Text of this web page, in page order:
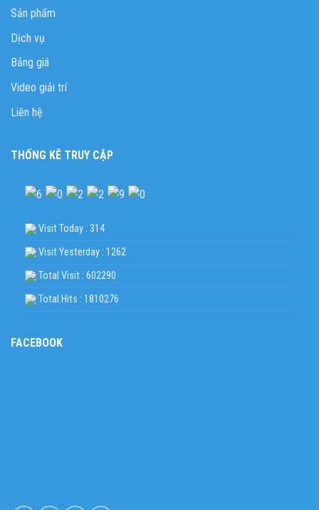
Sản phẩm
Dịch vụ
Bảng giá
Video giải trí
Liên hệ
THỐNG KÊ TRUY CẬP
Visit Today : 314
Visit Yesterday : 1262
Total Visit : 602290
Total Hits : 1810276
FACEBOOK